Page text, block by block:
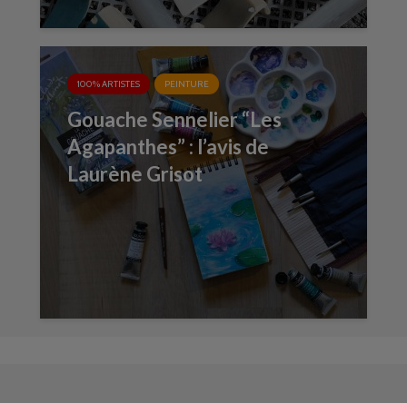
100% ARTISTES PEINTURE
Gouache Sennelier “Les
Agapanthes” : l’avis de
Laurène Grisot